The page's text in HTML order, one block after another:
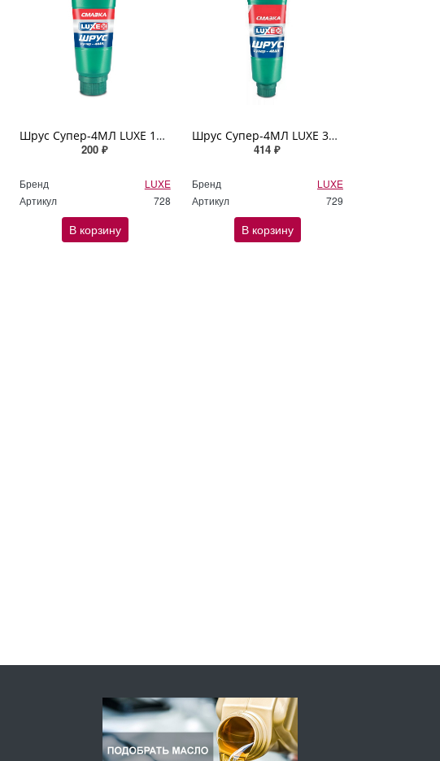
Шрус Супер-4МЛ LUXЕ 160г
200 ₽
Бренд
LUXE
Артикул
728
В корзину
Шрус Супер-4МЛ LUXЕ 360г
414 ₽
Бренд
LUXE
Артикул
729
В корзину